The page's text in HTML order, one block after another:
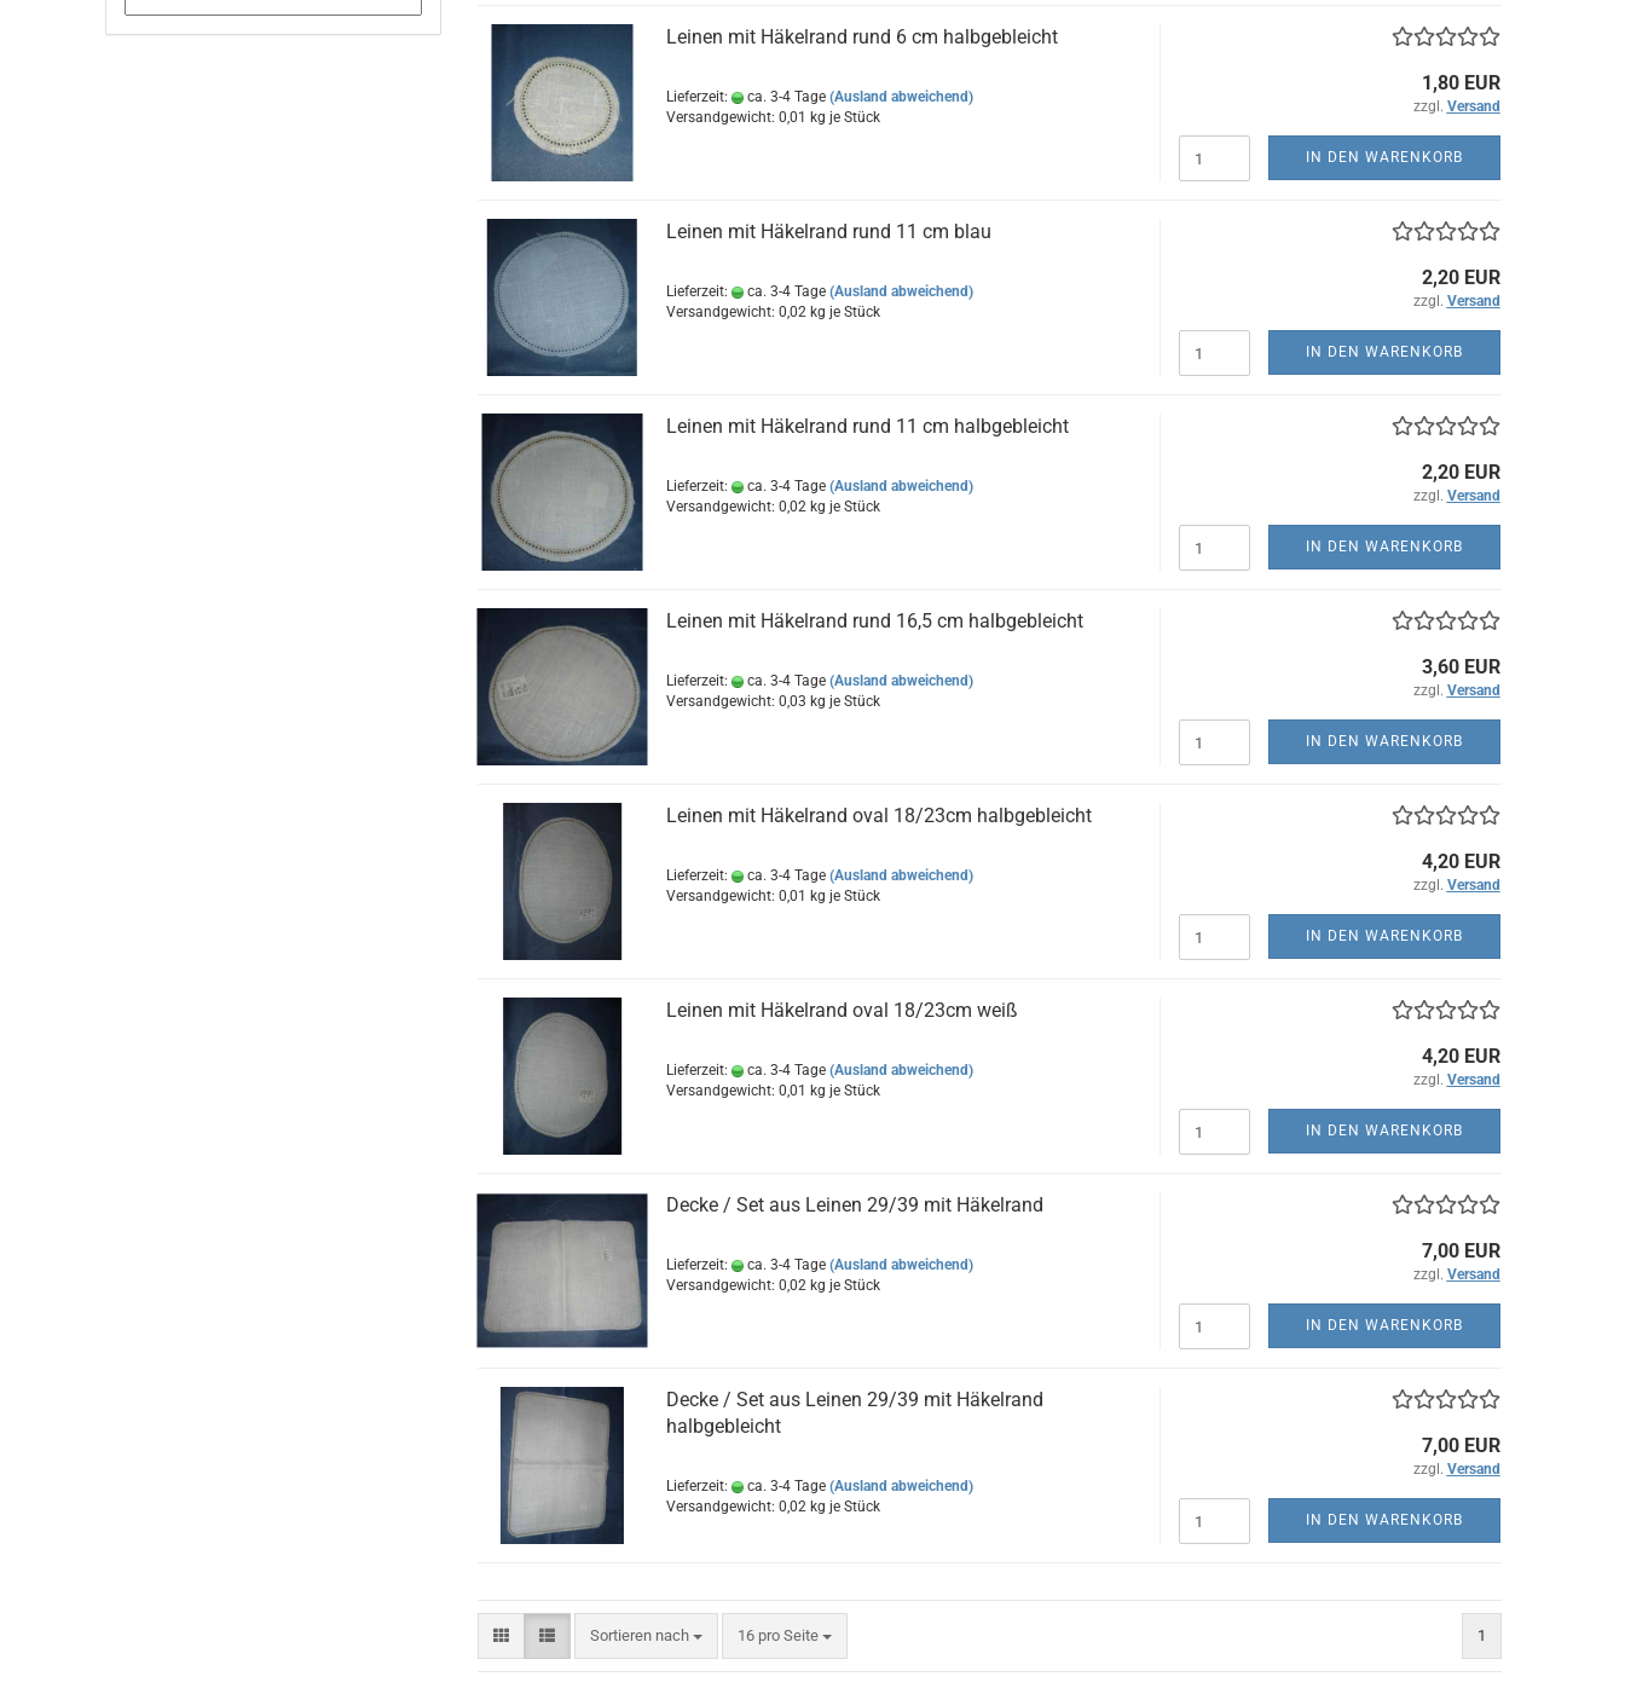
Leinen mit Häkelrand rund 6 cm halbgebleicht
Lieferzeit: ca. 3-4 Tage (Ausland abweichend)
Versandgewicht: 0,01 kg je Stück
1,80 EUR
zzgl. Versand
IN DEN WARENKORB
Leinen mit Häkelrand rund 11 cm blau
Lieferzeit: ca. 3-4 Tage (Ausland abweichend)
Versandgewicht: 0,02kg je Stück
2,20 EUR
zzgl. Versand
IN DEN WARENKORB
Leinen mit Häkelrand rund 11 cm halbgebleicht
Lieferzeit: ca. 3-4 Tage (Ausland abweichend)
Versandgewicht: 0,02kg je Stück
2,20 EUR
zzgl. Versand
IN DEN WARENKORB
Leinen mit Häkelrand rund 16,5 cm halbgebleicht
Lieferzeit: ca. 3-4 Tage (Ausland abweichend)
Versandgewicht: 0,03 kg je Stück
3,60 EUR
zzgl. Versand
IN DEN WARENKORB
Leinen mit Häkelrand oval 18/23cm halbgebleicht
Lieferzeit: ca. 3-4 Tage (Ausland abweichend)
Versandgewicht: 0,01 kg je Stück
4,20 EUR
zzgl. Versand
IN DEN WARENKORB
Leinen mit Häkelrand oval 18/23cm weiß
Lieferzeit: ca. 3-4 Tage (Ausland abweichend)
Versandgewicht: 0,01 kg je Stück
4,20 EUR
zzgl. Versand
IN DEN WARENKORB
Decke / Set aus Leinen 29/39 mit Häkelrand
Lieferzeit: ca. 3-4 Tage (Ausland abweichend)
Versandgewicht: 0,02kg je Stück
7,00 EUR
zzgl. Versand
IN DEN WARENKORB
Decke / Set aus Leinen 29/39 mit Häkelrand
halbgebleicht
Lieferzeit: ca. 3-4 Tage (Ausland abweichend)
Versandgewicht: 0,02kg je Stück
7,00 EUR
zzgl. Versand
IN DEN WARENKORB
Sortieren nach
Sortieren nach 16 pro Seite
pro Seite 1